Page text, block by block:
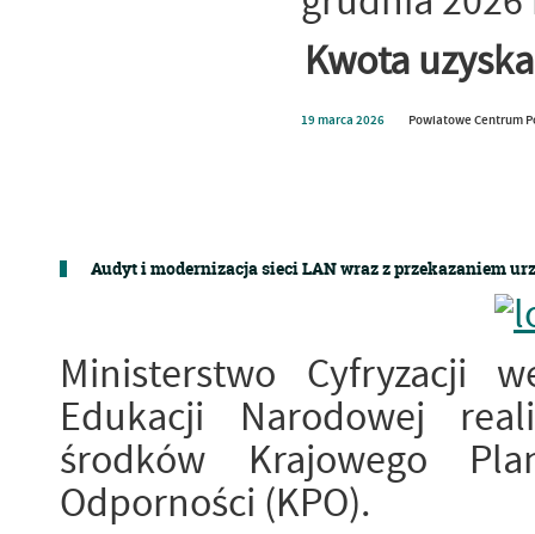
Kwota
19 marca 2026 Powiatowe Centrum
Audyt i modernizacja sieci LAN wraz z przekazaniem
Ministerstwo Cyfryzacji
Edukacji Narodowej
środków Krajowego
Odporności (KPO).